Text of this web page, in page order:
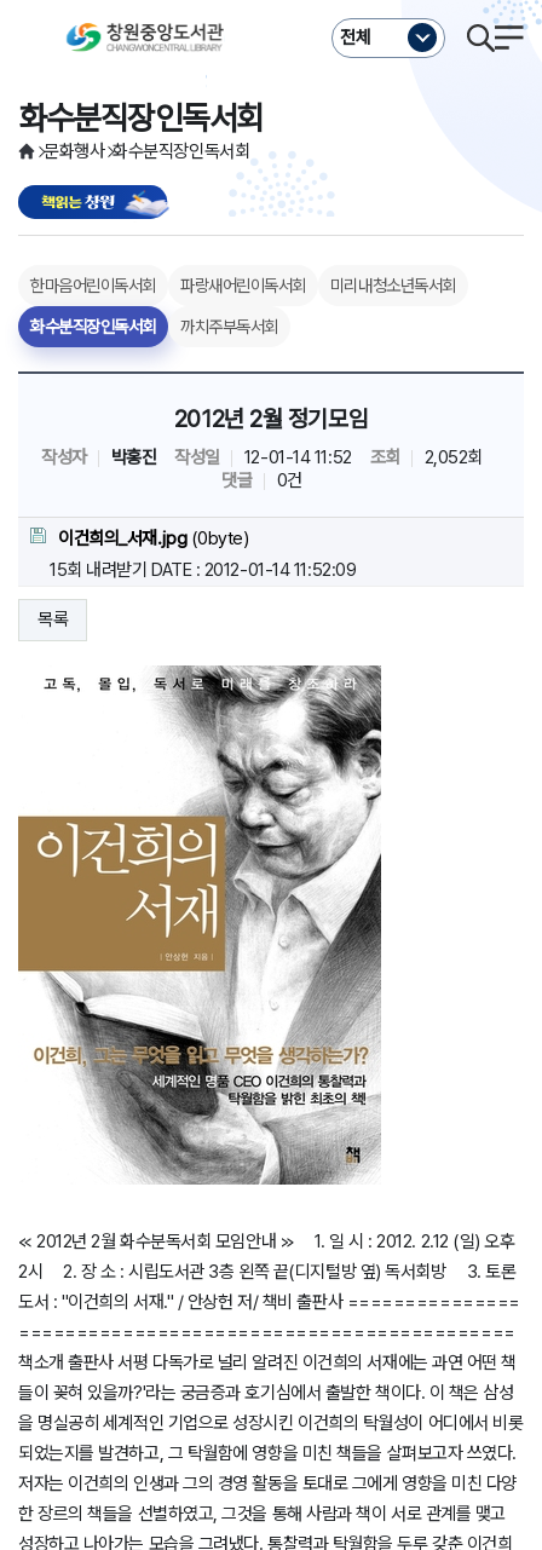
전체
문화행사 화수분직장인독서회
화수분직장인독서회
한마음어린이독서회 파랑새어린이독서회
미리내청소년독서회
화수분직장인독서회
까치주부독서회
2012년 2월 정기모임
작성자 박홍진 작성일 12-01-14 11:52 조회
2,052회
댓글
0건
이건희의_서재.jpg(0byte)
15회 내려받기 DATE : 2012-01-14 11:52:09
목록
≪ 2012년 2월 화수분독서회 모임안내 ≫ 1. 일 시 : 2012. 2.12 (일) 오후
2시 2. 장 소 : 시립도서관 3층 왼쪽 끝(디지털방 옆) 독서회방 3. 토론
도서 : "이건희의 서재." / 안상헌 저/ 책비 출판사 ===============
===========================================
책소개 출판사 서평 다독가로 널리 알려진 이건희의 서재에는 과연 어떤 책
들이 꽂혀 있을까?'라는 궁금증과 호기심에서 출발한 책이다. 이 책은 삼성
을 명실공히 세계적인 기업으로 성장시킨 이건희의 탁월성이 어디에서 비롯
되었는지를 발견하고, 그 탁월함에 영향을 미친 책들을 살펴보고자 쓰였다.
저자는 이건희의 인생과 그의 경영 활동을 토대로 그에게 영향을 미친 다양
한 장르의 책들을 선별하였고, 그것을 통해 사람과 책이 서로 관계를 맺고
성장하고 나아가는 모습을 그려냈다. 통찰력과 탁월함을 두루 갖춘 이건희